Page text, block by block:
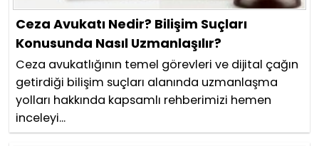
Ceza Avukatı Nedir? Bilişim Suçları
Konusunda Nasıl Uzmanlaşılır?
Ceza avukatlığının temel görevleri ve dijital çağın
getirdiği bilişim suçları alanında uzmanlaşma
yolları hakkında kapsamlı rehberimizi hemen
inceleyi...